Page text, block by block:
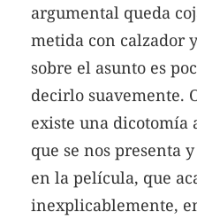
argumental queda
metida con calzador
sobre el asunto es
decirlo suavemente.
existe una dicotomía
que se nos presenta
en la película, que
inexplicablemente,